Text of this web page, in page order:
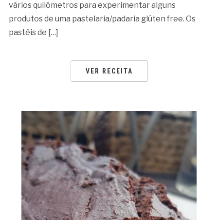
vários quilómetros para experimentar alguns
produtos de uma pastelaria/padaria glúten free. Os
pastéis de […]
VER RECEITA